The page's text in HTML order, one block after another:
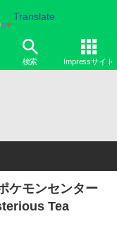
Translate
検索 Impressサイト
ケモンセンター
Tea